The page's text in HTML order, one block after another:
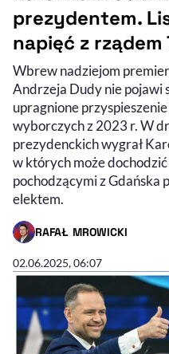
prezydentem.
napięć z rządem
Wbrew nadziejom
Andrzeja Dudy nie pojawi
upragnione
wyborczych z 2023 r. W
prezydenckich wygrał
w których może
pochodzącymi z
elektem.
RAFAŁ MROWICKI
- AUTOR ARTYKUŁU - PROFIL
02.06.2025, 06:07